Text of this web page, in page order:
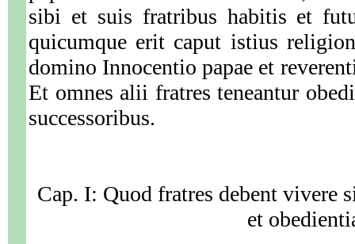
sibi et suis fratribus habitis et
quicumque erit caput istius
domino Innocentio papae et
Et omnes alii fratres teneantur
successoribus.
Cap. I: Quod fratres debent vivere
et